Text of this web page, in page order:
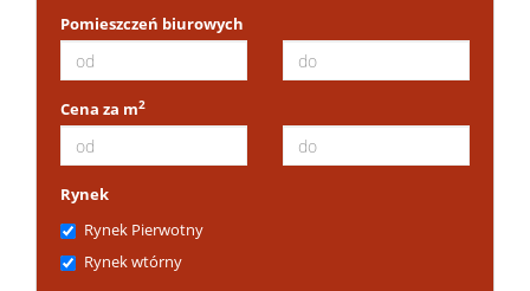
Pomieszczeń biurowych
Cena za m2
Rynek
Rynek Pierwotny
Rynek wtórny